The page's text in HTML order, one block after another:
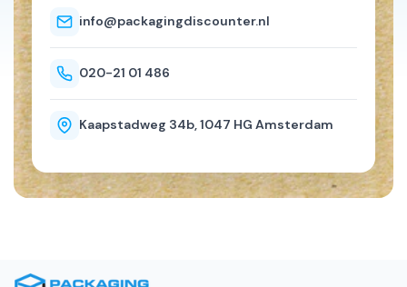
info@packagingdiscounter.nl
020-21 01 486
Kaapstadweg 34b, 1047 HG Amsterdam